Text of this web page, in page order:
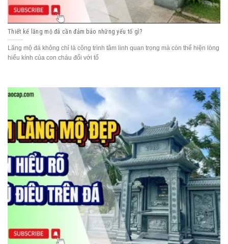
Thiết kế lăng mộ đá cần đảm bảo những yếu tố gì?
Lăng mộ đá không chỉ là công trình tâm linh quan trọng mà còn thể hiện lòng
hiếu kính của con cháu đối với tổ